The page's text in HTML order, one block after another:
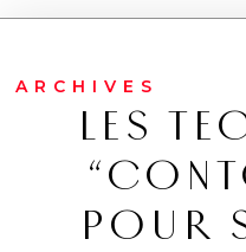
ARCHIVES
LES
POUR